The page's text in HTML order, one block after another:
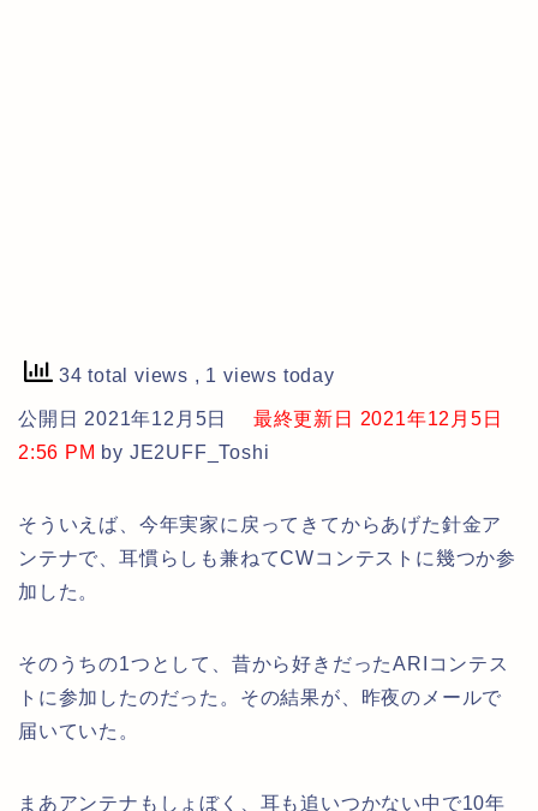
34 total views , 1 views today
公開日 2021年12月5日
最終更新日 2021年12月5日
2:56 PM by JE2UFF_Toshi
そういえば、今年実家に戻ってきてからあげた針金ア
ンテナで、耳慣らしも兼ねてCWコンテストに幾つか参
加した。
そのうちの1つとして、昔から好きだったARIコンテス
トに参加したのだった。その結果が、昨夜のメールで
届いていた。
まあアンテナもしょぼく、耳も追いつかない中で10年